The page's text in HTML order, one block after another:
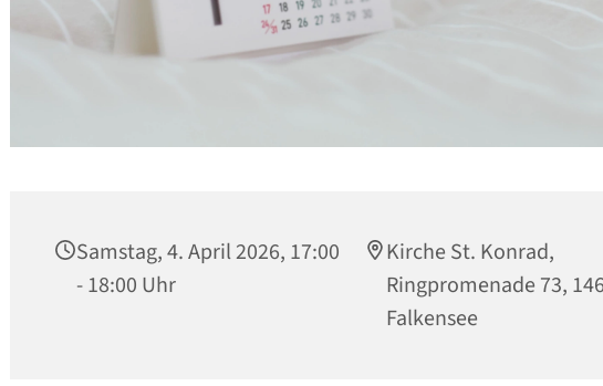
Samstag, 4. April 2026, 17:00
- 18:00 Uhr
Kirche St. Konrad,
Ringpromenade 73,
Falkensee